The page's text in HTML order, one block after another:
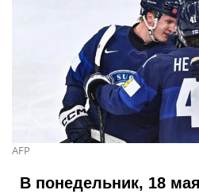
AFP
В понедельник, 18